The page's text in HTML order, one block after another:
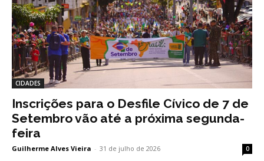
CIDADES
Inscrições para o Desfile Cívico de 7 de
Setembro vão até a próxima segunda-
feira
Guilherme Alves Vieira - 31 de julho de 2026 0